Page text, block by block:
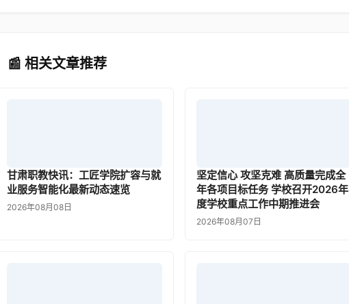
📰 相关文章推荐
甘肃职教快讯：工匠学院扩容与就
业服务智能化最新动态速览
2026年08月08日
坚定信心 攻坚克难 高质量完成全
年各项目标任务 学校召开2026年
度学校重点工作中期推进会
2026年08月07日